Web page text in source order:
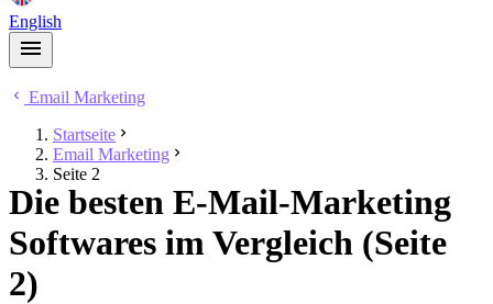
English
Email Marketing
Startseite
Email Marketing
Seite 2
Die besten E-Mail-Marketing
Softwares im Vergleich (Seite
2)